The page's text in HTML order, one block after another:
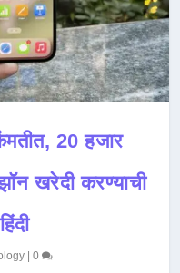
20 हजार
खरेदी करण्याची
|0